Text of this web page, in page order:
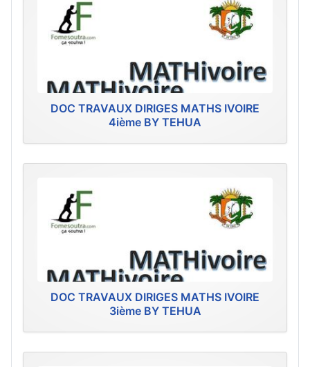
DOC TRAVAUX DIRIGES MATHS IVOIRE
4ième BY TEHUA
DOC TRAVAUX DIRIGES MATHS IVOIRE
3ième BY TEHUA